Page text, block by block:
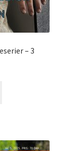
– 3